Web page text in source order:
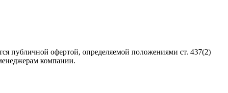
публичной офертой, определяемой положениями ст. 437(2)
компании.